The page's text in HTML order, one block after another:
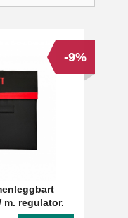
m. regulator.
-9%